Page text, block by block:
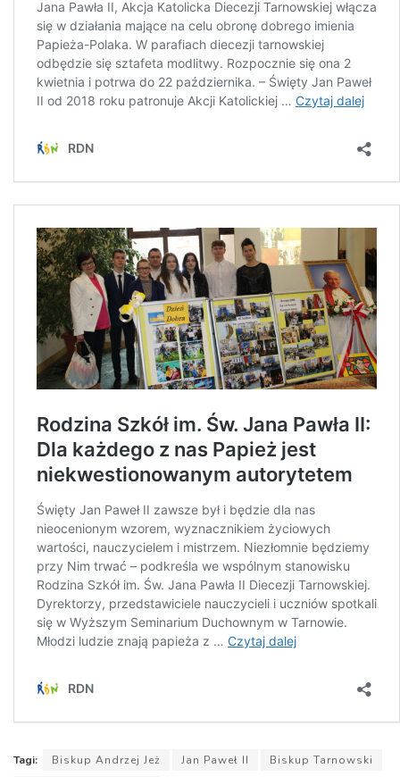
Tagi: Biskup Andrzej Jeż Jan Paweł II Biskup Tarnowski